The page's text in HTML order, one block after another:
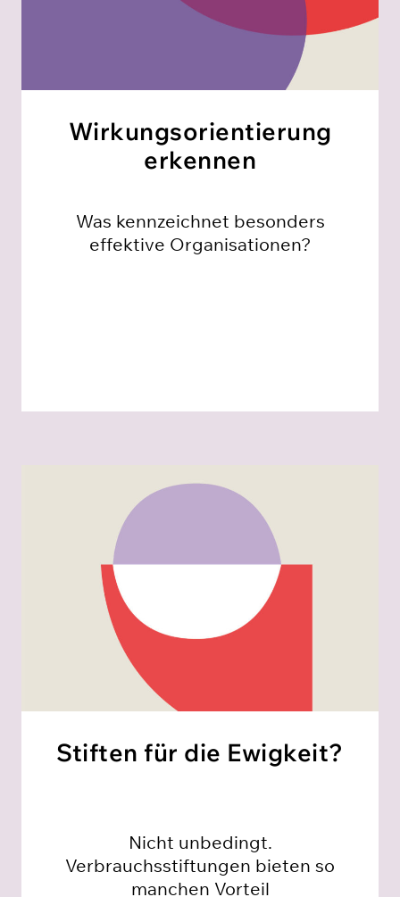
Wirkungs­orientierung
erkennen
Was kennzeichnet besonders
effektive Organisationen?
Stiften für die Ewigkeit?
Nicht unbedingt.
Verbrauchsstiftungen bieten so
manchen Vorteil